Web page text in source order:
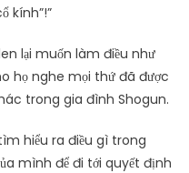
kính”!”
lại muốn làm điều như
họ nghe mọi thứ đã được
trong gia đình Shogun.
hiểu ra điều gì trong
mình để đi tới quyết định